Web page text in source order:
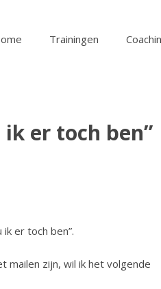
Trainingen
er toch ben”
er toch ben”.
mailen zijn, wil ik het volgende